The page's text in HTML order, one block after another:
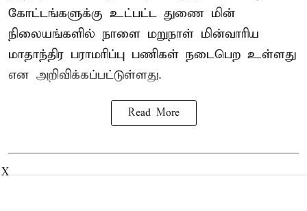
கோட்டங்களுக்கு உட்பட்ட துணை மின்
நிலையங்களில் நாளை மறுநாள் மின்வாரிய
மாதாந்திர பராமரிப்பு பணிகள் நடைபெற உள்ளது
என அறிவிக்கப்பட்டுள்ளது.
Read More
X